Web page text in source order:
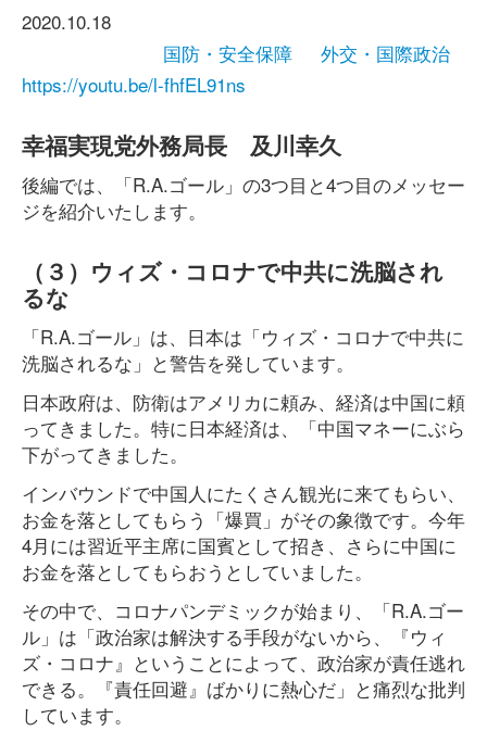
2020.10.18
国防・安全保障
外交・国際政治
https://youtu.be/l-fhfEL91ns
幸福実現党外務局長 及川幸久
後編では、「R.A.ゴール」の3つ目と4つ目のメッセー
ジを紹介いたします。
（３）ウィズ・コロナで中共に洗脳され
るな
「R.A.ゴール」は、日本は「ウィズ・コロナで中共に
洗脳されるな」と警告を発しています。
日本政府は、防衛はアメリカに頼み、経済は中国に頼
ってきました。特に日本経済は、「中国マネーにぶら
下がってきました。
インバウンドで中国人にたくさん観光に来てもらい、
お金を落としてもらう「爆買」がその象徴です。今年
4月には習近平主席に国賓として招き、さらに中国に
お金を落としてもらおうとしていました。
その中で、コロナパンデミックが始まり、「R.A.ゴー
ル」は「政治家は解決する手段がないから、『ウィ
ズ・コロナ』ということによって、政治家が責任逃れ
できる。『責任回避』ばかりに熱心だ」と痛烈な批判
しています。